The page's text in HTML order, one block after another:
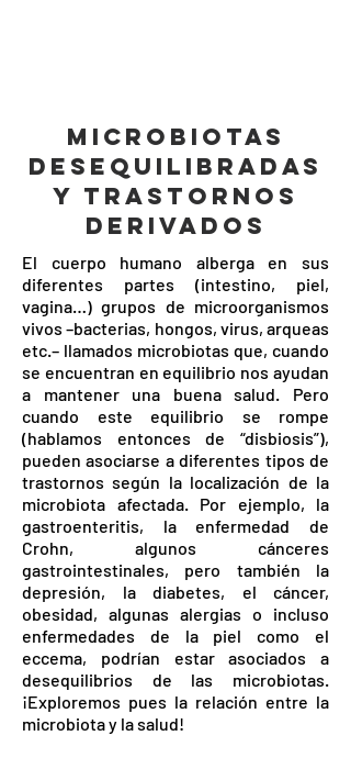
MICROBIOTAS
DESEQUILIBRADAS
Y TRASTORNOS
DERIVADOS
El cuerpo humano alberga en sus
diferentes partes (intestino, piel,
vagina…) grupos de microorganismos
vivos –bacterias, hongos, virus, arqueas
etc.– llamados microbiotas que, cuando
se encuentran en equilibrio nos ayudan
a mantener una buena salud. Pero
cuando este equilibrio se rompe
(hablamos entonces de “disbiosis”),
pueden asociarse a diferentes tipos de
trastornos según la localización de la
microbiota afectada. Por ejemplo, la
gastroenteritis, la enfermedad de
Crohn, algunos cánceres
gastrointestinales, pero también la
depresión, la diabetes, el cáncer,
obesidad, algunas alergias o incluso
enfermedades de la piel como el
eccema, podrían estar asociados a
desequilibrios de las microbiotas.
¡Exploremos pues la relación entre la
microbiota y la salud!